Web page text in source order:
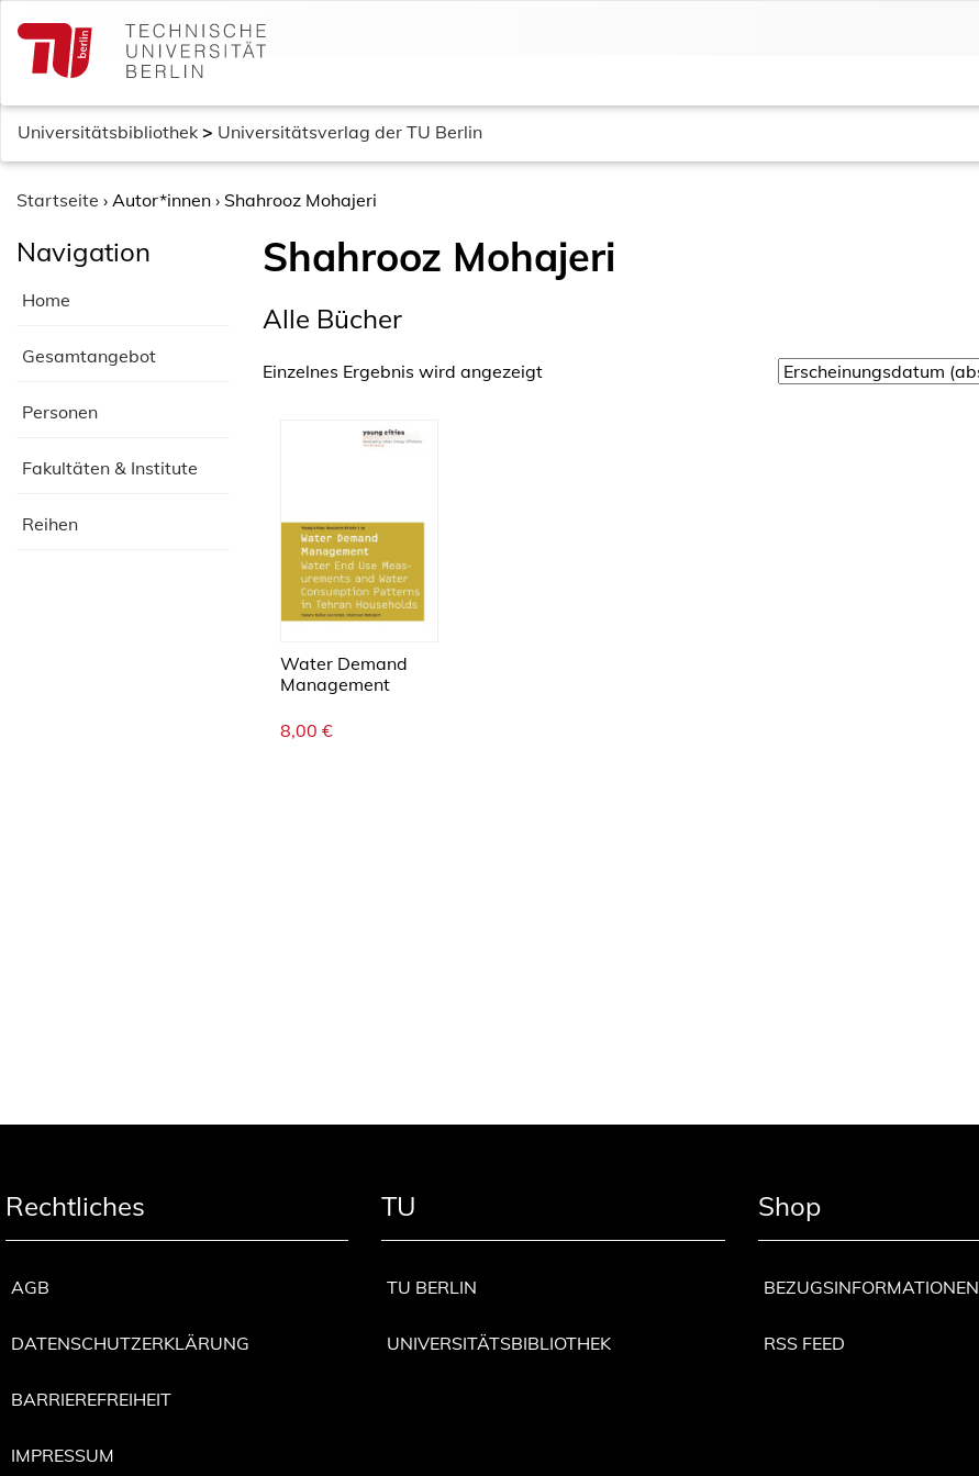
c
Universitätsbibliothek > Universitätsverlag der TU Berlin
Startseite › Autor*innen › Shahrooz Mohajeri
Navigation
Home
Gesamtangebot
Personen
Fakultäten & Institute
Reihen
Shahrooz Mohajeri
Alle Bücher
Einzelnes Ergebnis wird angezeigt
Water Demand
Management
8,00 €
Rechtliches
AGB
DATENSCHUTZERKLÄRUNG
BARRIEREFREIHEIT
IMPRESSUM
TU
TU BERLIN
UNIVERSITÄTSBIBLIOTHEK
Shop
BEZUGSINFORMATIONEN
RSS FEED